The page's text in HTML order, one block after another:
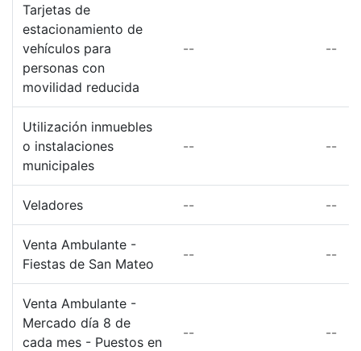
Tarjetas de
estacionamiento de
vehículos para
personas con
movilidad reducida
-- --
Utilización inmuebles
o instalaciones
municipales
-- --
Veladores -- --
Venta Ambulante -
Fiestas de San Mateo
-- --
Venta Ambulante -
Mercado día 8 de
cada mes - Puestos en
-- --